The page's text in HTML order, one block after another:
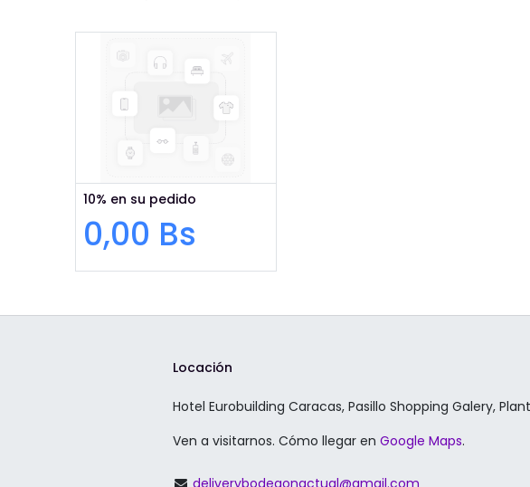
10% en su pedido
0,00 Bs
Locación
Hotel Eurobuilding Caracas, Pasillo Shopping Galery,
Ven a visitarnos. Cómo llegar enGoogle Maps.
deliverybodegonactual@gmail.com